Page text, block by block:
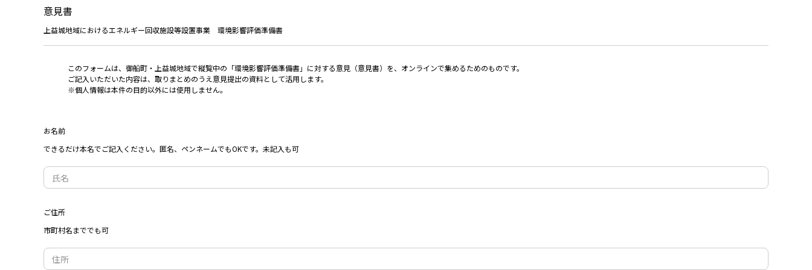
意見書
上益城地域におけるエネルギー回収施設等設置事業 環境影響評価準備書
このフォームは、御船町・上益城地域で縦覧中の「環境影響評価準備書」に対する意見（意見書）を、オンラインで集めるためのものです。
ご記入いただいた内容は、取りまとめのうえ意見提出の資料として活用します。
※個人情報は本件の目的以外には使用しません。
お名前
できるだけ本名でご記入ください。匿名、ペンネームでもOKです。未記入も可
ご住所
市町村名まででも可